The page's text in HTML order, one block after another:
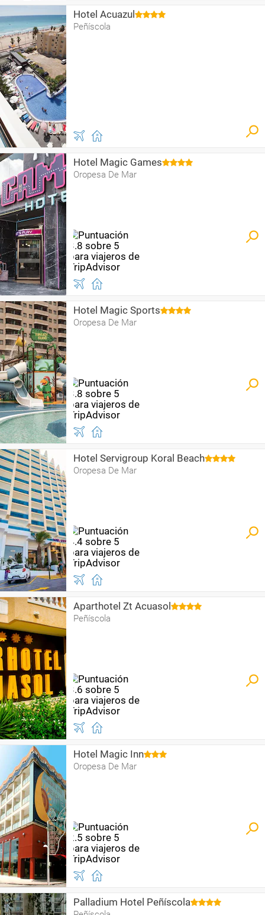
Hotel Acuazul
Peñíscola
Hotel Magic Games
Oropesa De Mar
Hotel Magic Sports
Oropesa De Mar
Hotel Servigroup Koral Beach
Oropesa De Mar
Aparthotel Zt Acuasol
Peñíscola
Hotel Magic Inn
Oropesa De Mar
Palladium Hotel Peñíscola